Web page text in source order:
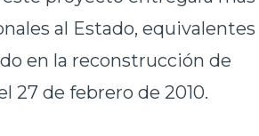
al Estado, equivalentes
en la reconstrucción de
27 de febrero de 2010.